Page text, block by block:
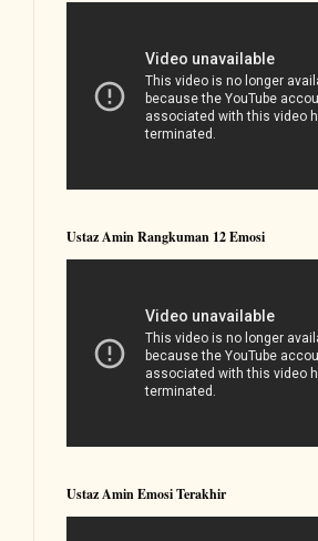
Ustaz Amin Rangkuman 12 Emosi
Ustaz Amin Emosi Terakhir